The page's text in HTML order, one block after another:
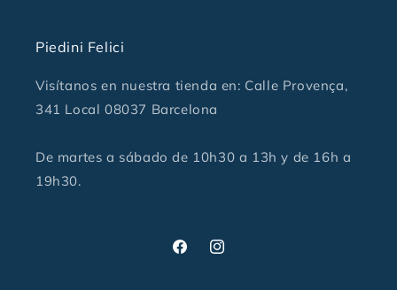
Piedini Felici
Visítanos en nuestra tienda en: Calle Provença,
341 Local 08037 Barcelona
De martes a sábado de 10h30 a 13h y de 16h a
19h30.
FacebookInstagram